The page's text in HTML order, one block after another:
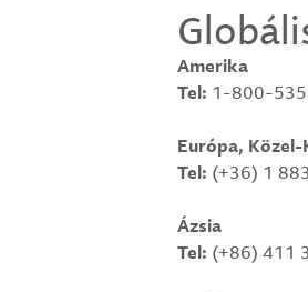
Amerika
Tel: 1-800-
Európa,
Tel: (+36) 1
Ázsia
Tel: (+86) 411